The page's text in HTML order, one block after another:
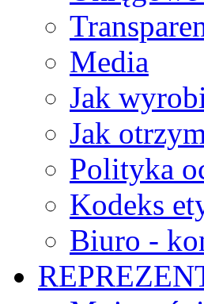
Media
Jak
Jak
Polityka
Kodeks
Biuro -